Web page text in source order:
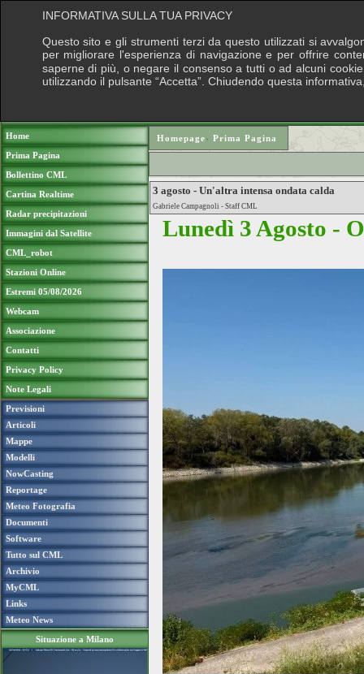
Home
Prima Pagina
Bollettino CML
Cartina Realtime
Radar precipitazioni
Immagini dal Satellite
CML_robot
Stazioni Online
Estremi 05/08/2026
Webcam
Associazione
Contatti
Privacy Policy
Note Legali
Previsioni
Articoli
Mappe
Modelli
NowCasting
Reportage
Meteo Fotografia
Documenti
Software
Tutto sul CML
Archivio
MyCML
Links
Meteo News
Situazione a Milano
Homepage› Prima Pagina
3 agosto - Un'altra intensa ondata calda
Gabriele Campagnoli - Staff CML
Lunedì 3 Agosto -
INFORMATIVA SULLA TUA PRIVACY
Questo sito e gli strumenti terzi da questo utilizzati si
per migliorare l'esperienza di navigazione e per offrire
saperne di più, o negare il consenso a tutti o ad alcuni
utilizzando il pulsante “Accetta”. Chiudendo questa